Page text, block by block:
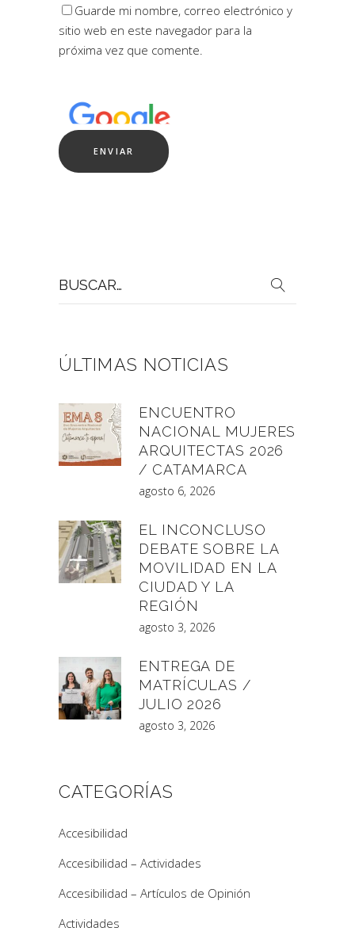
Guarde mi nombre, correo electrónico y
sitio web en este navegador para la
próxima vez que comente.
por:
ÚLTIMAS NOTICIAS
ENCUENTRO
NACIONAL MUJERES
ARQUITECTAS 2026
/ CATAMARCA
agosto 6, 2026
EL INCONCLUSO
DEBATE SOBRE LA
MOVILIDAD EN LA
CIUDAD Y LA
REGIÓN
agosto 3, 2026
ENTREGA DE
MATRÍCULAS /
JULIO 2026
agosto 3, 2026
CATEGORÍAS
Accesibilidad
Accesibilidad – Actividades
Accesibilidad – Artículos de Opinión
Actividades